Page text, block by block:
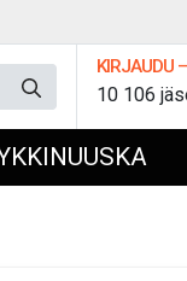
KIRJAUDU
10 106